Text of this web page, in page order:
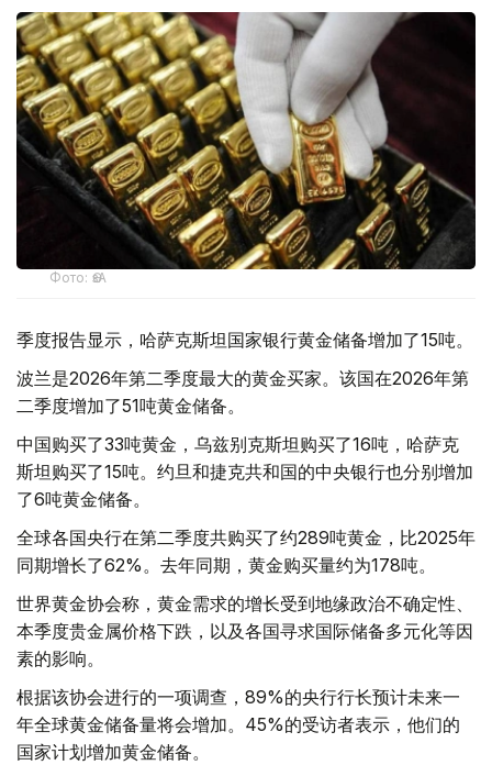
Фото: ӨзА
季度报告显示，哈萨克斯坦国家银行黄金储备增加了15吨。
波兰是2026年第二季度最大的黄金买家。该国在2026年第
二季度增加了51吨黄金储备。
中国购买了33吨黄金，乌兹别克斯坦购买了16吨，哈萨克
斯坦购买了15吨。约旦和捷克共和国的中央银行也分别增加
了6吨黄金储备。
全球各国央行在第二季度共购买了约289吨黄金，比2025年
同期增长了62%。去年同期，黄金购买量约为178吨。
世界黄金协会称，黄金需求的增长受到地缘政治不确定性、
本季度贵金属价格下跌，以及各国寻求国际储备多元化等因
素的影响。
根据该协会进行的一项调查，89%的央行行长预计未来一
年全球黄金储备量将会增加。45%的受访者表示，他们的
国家计划增加黄金储备。